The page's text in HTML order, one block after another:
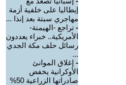
إيطاليا على خلفية أزمة
مهاجري سبتة بعد إنذا ...
- تراجع -الهيمنة-
الأمريكية.. خبراء يعددون
رسائل حلف مكة الجدي
...
- إغلاق الموانئ
الأوكرانية يخفض
صادراتها الزراعية 50%